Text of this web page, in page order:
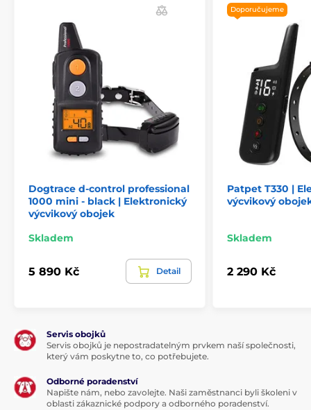
Dogtrace d‑control professional
1000 mini - black | Elektronický
výcvikový obojek
Skladem
5 890 Kč Detail
Doporučujeme
Patpet T330 |
výcvikový
Skladem
2 290 Kč
Servis obojků
Servis obojků je nepostradatelným prvkem naší společnosti,
který vám poskytne to, co potřebujete.
Odborné poradenství
Napište nám, nebo zavolejte. Naši zaměstnanci byli školeni v
oblasti zákaznické podpory a odborného poradenství.